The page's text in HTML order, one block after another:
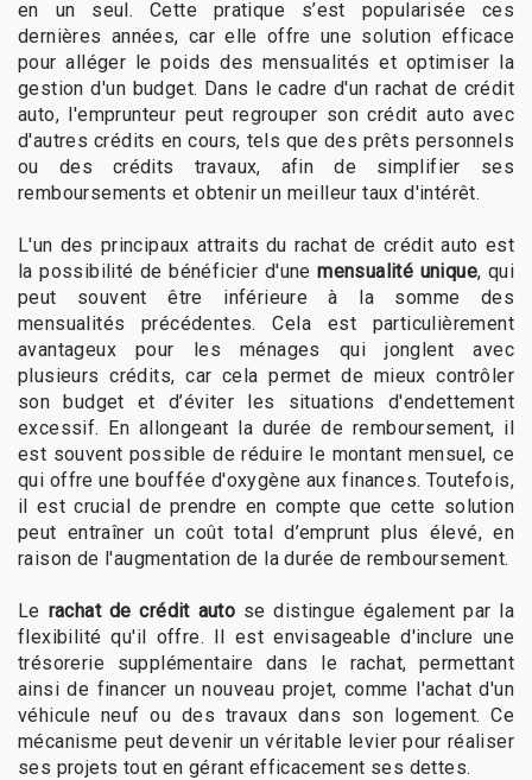
en un seul. Cette pratique s’est popularisée ces
dernières années, car elle offre une solution efficace
pour alléger le poids des mensualités et optimiser la
gestion d'un budget. Dans le cadre d'un rachat de crédit
auto, l'emprunteur peut regrouper son crédit auto avec
d'autres crédits en cours, tels que des prêts personnels
ou des crédits travaux, afin de simplifier ses
remboursements et obtenir un meilleur taux d'intérêt.
L'un des principaux attraits du rachat de crédit auto est
la possibilité de bénéficier d'unemensualité unique, qui
peut souvent être inférieure à la somme des
mensualités précédentes. Cela est particulièrement
avantageux pour les ménages qui jonglent avec
plusieurs crédits, car cela permet de mieux contrôler
son budget et d’éviter les situations d'endettement
excessif. En allongeant la durée de remboursement, il
est souvent possible de réduire le montant mensuel, ce
qui offre une bouffée d'oxygène aux finances. Toutefois,
il est crucial de prendre en compte que cette solution
peut entraîner un coût total d’emprunt plus élevé, en
raison de l'augmentation de la durée de remboursement.
Le rachat de crédit auto se distingue également par la
flexibilité qu'il offre. Il est envisageable d'inclure une
trésorerie supplémentaire dans le rachat, permettant
ainsi de financer un nouveau projet, comme l'achat d'un
véhicule neuf ou des travaux dans son logement. Ce
mécanisme peut devenir un véritable levier pour réaliser
ses projets tout en gérant efficacement ses dettes.